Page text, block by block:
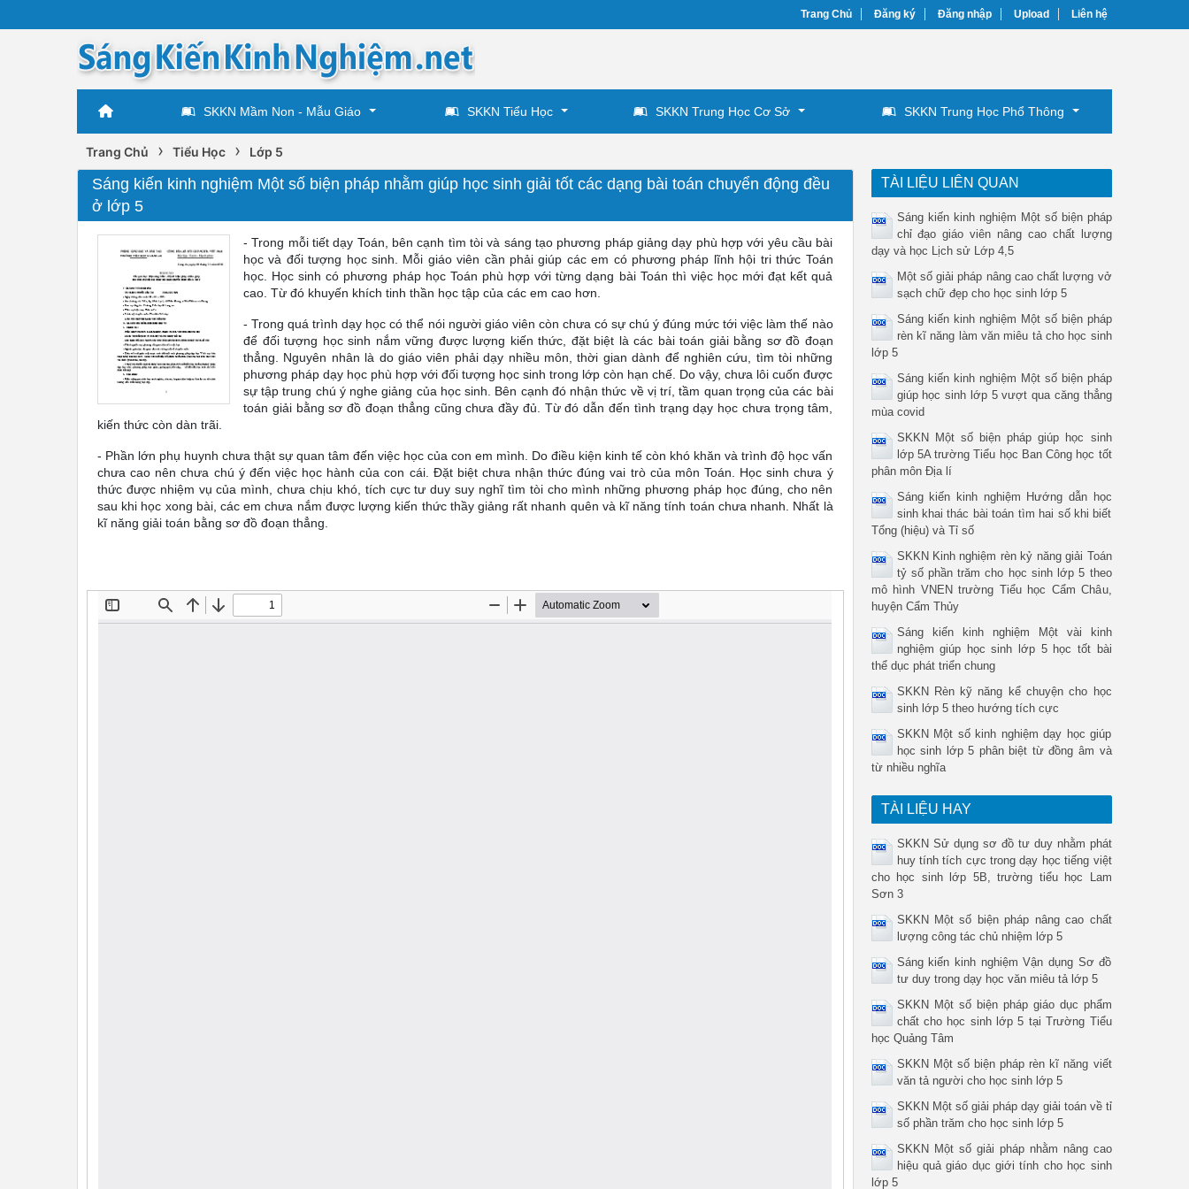
Trang Chủ Đăng ký Đăng nhập Upload Liên hệ
SKKN Mầm Non - Mẫu Giáo SKKN Tiểu Học SKKN Trung Học Cơ Sở SKKN Trung Học Phổ Thông
Trang Chủ › Tiểu Học › Lớp 5
Sáng kiến kinh nghiệm Một số biện pháp nhằm giúp học sinh giải tốt các dạng bài toán chuyển động đều
ở lớp 5
- Trong mỗi tiết dạy Toán, bên cạnh tìm tòi và sáng tạo phương pháp giảng dạy phù hợp với yêu cầu bài
học và đối tượng học sinh. Mỗi giáo viên cần phải giúp các em có phương pháp lĩnh hội tri thức Toán
học. Học sinh có phương pháp học Toán phù hợp với từng dạng bài Toán thì việc học mới đạt kết quả
cao. Từ đó khuyến khích tinh thần học tập của các em cao hơn.
- Trong quá trình dạy học có thể nói người giáo viên còn chưa có sự chú ý đúng mức tới việc làm thế nào
để đối tượng học sinh nắm vững được lượng kiến thức, đặt biệt là các bài toán giải bằng sơ đồ đoạn
thẳng. Nguyên nhân là do giáo viên phải dạy nhiều môn, thời gian dành để nghiên cứu, tìm tòi những
phương pháp dạy học phù hợp với đối tượng học sinh trong lớp còn hạn chế. Do vậy, chưa lôi cuốn được
sự tập trung chú ý nghe giảng của học sinh. Bên cạnh đó nhận thức về vị trí, tầm quan trọng của các bài
toán giải bằng sơ đồ đoạn thẳng cũng chưa đầy đủ. Từ đó dẫn đến tình trạng dạy học chưa trọng tâm,
kiến thức còn dàn trãi.
- Phần lớn phụ huynh chưa thật sự quan tâm đến việc học của con em mình. Do điều kiện kinh tế còn khó khăn và trình độ học vấn
chưa cao nên chưa chú ý đến việc học hành của con cái. Đặt biệt chưa nhận thức đúng vai trò của môn Toán. Học sinh chưa ý
thức được nhiệm vụ của mình, chưa chịu khó, tích cực tư duy suy nghĩ tìm tòi cho mình những phương pháp học đúng, cho nên
sau khi học xong bài, các em chưa nắm được lượng kiến thức thầy giảng rất nhanh quên và kĩ năng tính toán chưa nhanh. Nhất là
kĩ năng giải toán bằng sơ đồ đoạn thẳng.
TÀI LIỆU LIÊN QUAN
Sáng kiến kinh nghiệm Một số biện pháp
chỉ đạo giáo viên nâng cao chất lượng
dạy và học Lịch sử Lớp 4,5
Một số giải pháp nâng cao chất lượng vở
sạch chữ đẹp cho học sinh lớp 5
Sáng kiến kinh nghiệm Một số biện pháp
rèn kĩ năng làm văn miêu tả cho học sinh
lớp 5
Sáng kiến kinh nghiệm Một số biện pháp
giúp học sinh lớp 5 vượt qua căng thẳng
mùa covid
SKKN Một số biện pháp giúp học sinh
lớp 5A trường Tiểu học Ban Công học tốt
phân môn Địa lí
Sáng kiến kinh nghiệm Hướng dẫn học
sinh khai thác bài toán tìm hai số khi biết
Tổng (hiệu) và Tỉ số
SKKN Kinh nghiệm rèn kỷ năng giải Toán
tỷ số phần trăm cho học sinh lớp 5 theo
mô hình VNEN trường Tiểu học Cẩm Châu,
huyện Cẩm Thủy
Sáng kiến kinh nghiệm Một vài kinh
nghiệm giúp học sinh lớp 5 học tốt bài
thể dục phát triển chung
SKKN Rèn kỹ năng kể chuyện cho học
sinh lớp 5 theo hướng tích cực
SKKN Một số kinh nghiệm dạy học giúp
học sinh lớp 5 phân biệt từ đồng âm và
từ nhiều nghĩa
TÀI LIỆU HAY
SKKN Sử dụng sơ đồ tư duy nhằm phát
huy tính tích cực trong dạy học tiếng việt
cho học sinh lớp 5B, trường tiểu học Lam
Sơn 3
SKKN Một số biện pháp nâng cao chất
lượng công tác chủ nhiệm lớp 5
Sáng kiến kinh nghiệm Vận dụng Sơ đồ
tư duy trong dạy học văn miêu tả lớp 5
SKKN Một số biện pháp giáo dục phẩm
chất cho học sinh lớp 5 tại Trường Tiểu
học Quảng Tâm
SKKN Một số biện pháp rèn kĩ năng viết
văn tả người cho học sinh lớp 5
SKKN Một số giải pháp dạy giải toán về tỉ
số phần trăm cho học sinh lớp 5
SKKN Một số giải pháp nhằm nâng cao
hiệu quả giáo dục giới tính cho học sinh
lớp 5